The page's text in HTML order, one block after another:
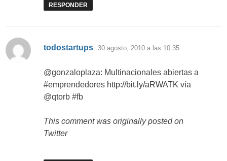
RESPONDER
todostartups dice:
30 agosto, 2010 a las 10:35
@gonzaloplaza: Multinacionales abiertas a
#emprendedores http://bit.ly/aRWATK vía
@qtorb #fb
This comment was originally posted on
Twitter